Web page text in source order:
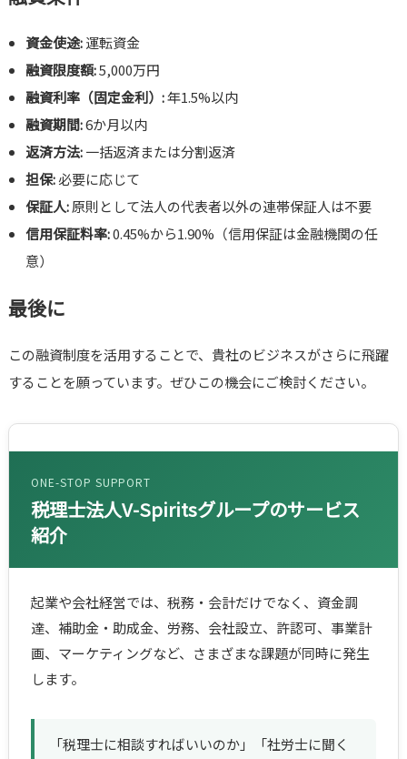
資金使途:運転資金
融資限度額:5,000万円
融資利率（固定金利）:年1.5%以内
融資期間:6か月以内
返済方法:一括返済または分割返済
担保:必要に応じて
保証人:原則として法人の代表者以外の連帯保証人は不要
信用保証料率:0.45%から1.90%（信用保証は金融機関の任
意）
最後に
この融資制度を活用することで、貴社のビジネスがさらに飛躍
することを願っています。ぜひこの機会にご検討ください。
ONE-STOP SUPPORT
税理士法人V-Spiritsグループのサービス
紹介
起業や会社経営では、税務・会計だけでなく、資金調
達、補助金・助成金、労務、会社設立、許認可、事業計
画、マーケティングなど、さまざまな課題が同時に発生
します。
「税理士に相談すればいいのか」「社労士に聞く